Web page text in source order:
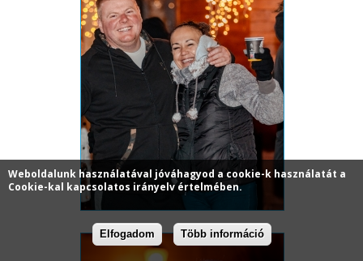
Weboldalunk használatával jóváhagyod a cookie-k használatát a
Cookie-kal kapcsolatos irányelv értelmében.
Elfogadom Több információ